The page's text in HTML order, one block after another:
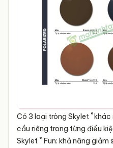
Có 3 loại tròng Skylet ®khác
cầu riêng trong từng điều
Skylet ® Fun: khả năng giảm